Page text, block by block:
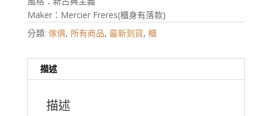
Maker：Mercier Freres(櫃身有落款)
分類: 傢俱, 所有商品, 最新到貨, 櫃
描述
描述